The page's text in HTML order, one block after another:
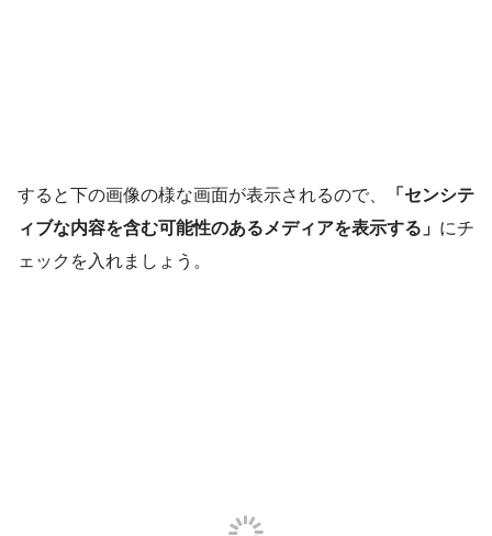
すると下の画像の様な画面が表示されるので、
「センシテ
ィブな内容を含む可能性のあるメディアを表示する」 にチ
ェックを入れましょう。